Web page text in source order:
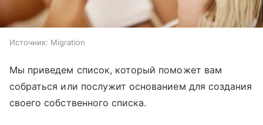
Источник: Migration
Мы приведем список, который поможет вам
собраться или послужит основанием для создания
своего собственного списка.